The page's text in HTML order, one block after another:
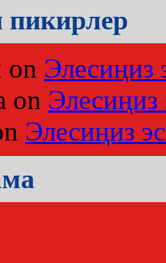
on Элесиңиз
on Элесиңиз
Элесиңиз